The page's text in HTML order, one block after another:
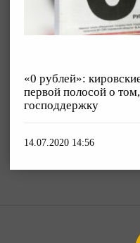
«0 рублей»:
первой полосой о
господдержку
14.07.2020 14:56